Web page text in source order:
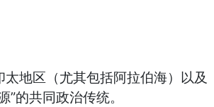
地区（尤其包括阿拉伯海）以及
”的共同政治传统。